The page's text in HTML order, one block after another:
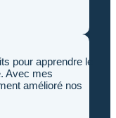
pour apprendre le
Avec mes
amélioré nos